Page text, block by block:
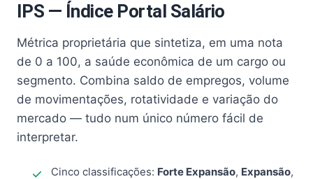
IPS — Índice Portal Salário
Métrica proprietária que sintetiza, em uma nota
de 0 a 100, a saúde econômica de um cargo ou
segmento. Combina saldo de empregos, volume
de movimentações, rotatividade e variação do
mercado — tudo num único número fácil de
interpretar.
Cinco classificações: Forte Expansão, Expansão,